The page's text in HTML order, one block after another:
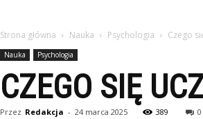
Strona główna Nauka Psychologia Czego
Nauka Psychologia
CZEGO SIĘ
Przez Redakcja - 24 marca 2025 389 0